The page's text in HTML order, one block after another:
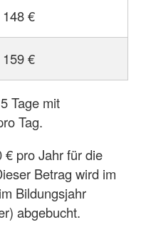
148 €
159 €
Tage mit
Tag.
€ pro Jahr für die
Betrag wird im
Bildungsjahr
abgebucht.